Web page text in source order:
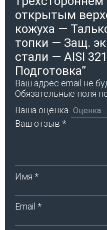
открытым
кожуха —
топки — Защ.
стали — AISI
Подготовка”
Ваш адрес email не
Обязательные поля
Ваша оценка
Ваш отзыв *
Имя *
Email *